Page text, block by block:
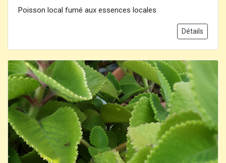
Poisson local fumé aux essences locales
Détails